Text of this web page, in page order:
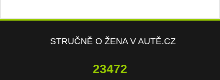
STRUČNĚ O ŽENA V AUTĚ.CZ
23472